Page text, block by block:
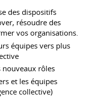
des dispositifs
résoudre des
vos organisations.
équipes vers plus
nouveaux rôles
et les équipes
collective)